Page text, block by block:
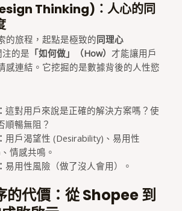
Thinking)：人心的同
的旅程，起點是極致的同理心
的是 「如何做」（How） 才能讓用戶
感連結。它挖掘的是數據背後的人性慾
這對用戶來說是正確的解決方案嗎？使
順暢無阻？
用戶渴望性 (Desirability)、易用性
情感共鳴。
易用性風險（做了沒人會用）。
的代價：從 Shopee 到